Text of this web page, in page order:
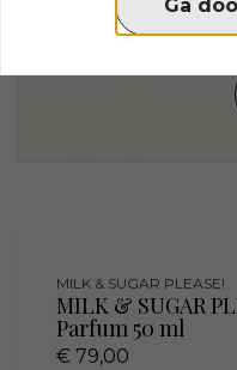
MILK & SUGAR PLEASE!
MILK & SUGAR
Parfum 50 ml
€ 79,00
Ga